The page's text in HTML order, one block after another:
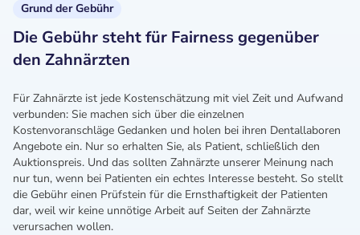
Grund der Gebühr
Die Gebühr steht für Fairness gegenüber
den Zahnärzten
Für Zahnärzte ist jede Kostenschätzung mit viel Zeit und Aufwand
verbunden: Sie machen sich über die einzelnen
Kostenvoranschläge Gedanken und holen bei ihren Dentallaboren
Angebote ein. Nur so erhalten Sie, als Patient, schließlich den
Auktionspreis. Und das sollten Zahnärzte unserer Meinung nach
nur tun, wenn bei Patienten ein echtes Interesse besteht. So stellt
die Gebühr einen Prüfstein für die Ernsthaftigkeit der Patienten
dar, weil wir keine unnötige Arbeit auf Seiten der Zahnärzte
verursachen wollen.